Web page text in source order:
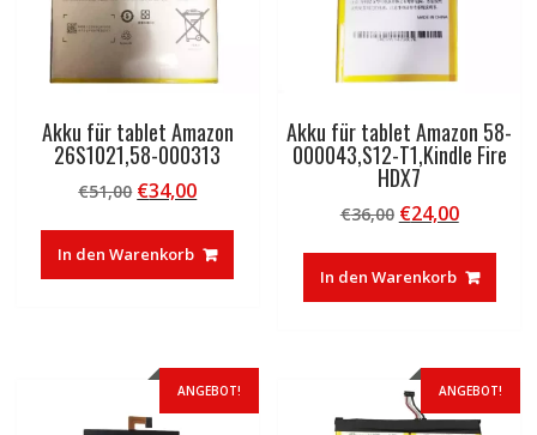
Akku für tablet Amazon
26S1021,58-000313
€51,00 Ursprünglicher
war:
€51,00
€34,00Aktueller
ist:
€34,00.
In den Warenkorb
Akku für tablet Amazon 58-
000043,S12-T1,Kindle Fire
HDX7
€36,00 Ursprünglicher
war:
€36,00
€24,00
ist:
€24,00.
In den Warenkorb
ANGEBOT! ANGEBOT!